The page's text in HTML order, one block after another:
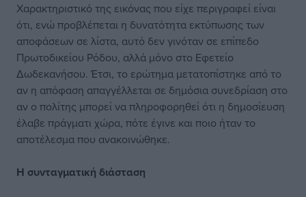
Χαρακτηριστικό της εικόνας που είχε περιγραφεί είναι
ότι, ενώ προβλέπεται η δυνατότητα εκτύπωσης των
αποφάσεων σε λίστα, αυτό δεν γινόταν σε επίπεδο
Πρωτοδικείου Ρόδου, αλλά μόνο στο Εφετείο
Δωδεκανήσου. Έτσι, το ερώτημα μετατοπίστηκε από το
αν η απόφαση απαγγέλλεται σε δημόσια συνεδρίαση στο
αν ο πολίτης μπορεί να πληροφορηθεί ότι η δημοσίευση
έλαβε πράγματι χώρα, πότε έγινε και ποιο ήταν το
αποτέλεσμα που ανακοινώθηκε.
Η συνταγματική διάσταση